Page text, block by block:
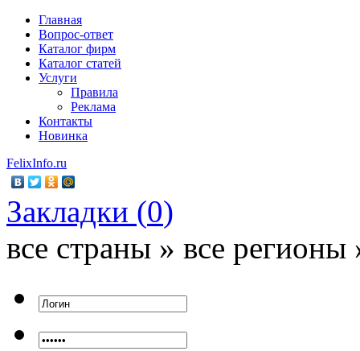
Главная
Вопрос-ответ
Каталог фирм
Каталог статей
Услуги
Правила
Реклама
Контакты
Новинка
FelixInfo.ru
Закладки (0)
все страны » все регионы